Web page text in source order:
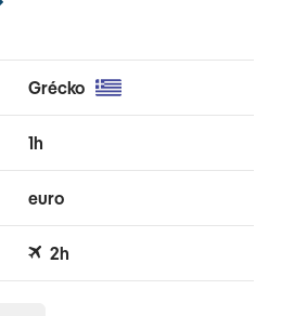
Grécko
1h
euro
2h